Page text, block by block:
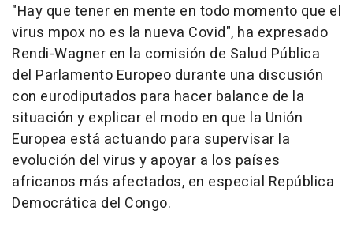
"Hay que tener en mente en todo momento que el
virus mpox no es la nueva Covid", ha expresado
Rendi-Wagner en la comisión de Salud Pública
del Parlamento Europeo durante una discusión
con eurodiputados para hacer balance de la
situación y explicar el modo en que la Unión
Europea está actuando para supervisar la
evolución del virus y apoyar a los países
africanos más afectados, en especial República
Democrática del Congo.